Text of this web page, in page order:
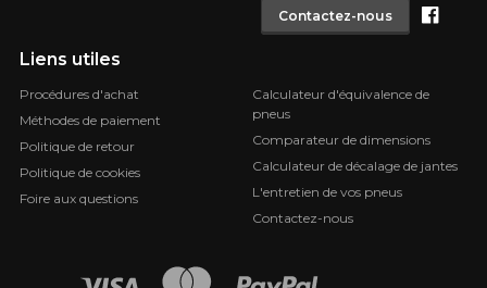
Contactez-nous
Liens utiles
Procédures d'achat
Méthodes de paiement
Politique de retour
Politique de cookies
Foire aux questions
Calculateur d'équivalence de
pneus
Comparateur de dimensions
Calculateur de décalage de jantes
L'entretien de vos pneus
Contactez-nous